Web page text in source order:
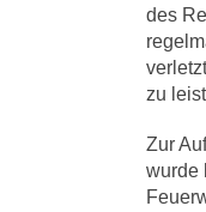
des
zu
Zur
wurde